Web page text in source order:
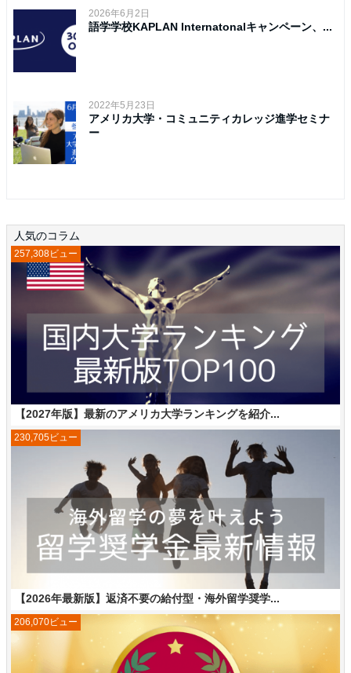
2026年6月2日
語学学校KAPLAN Internatonalキャンペーン、...
2022年5月23日
アメリカ大学・コミュニティカレッジ進学セミナ
ー
人気のコラム
【2027年版】最新のアメリカ大学ランキングを紹介...
257,308ビュー
【2026年最新版】返済不要の給付型・海外留学奨学...
230,705ビュー
206,070ビュー